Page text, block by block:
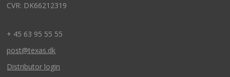
CVR: DK66212319
+ 45 63 95 55 55
post@texas.dk
Distributor login